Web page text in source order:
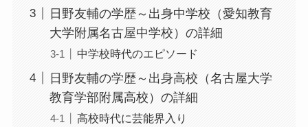
日野友輔の学歴～出身中学校（愛知教育
大学附属名古屋中学校）の詳細
中学校時代のエピソード
日野友輔の学歴～出身高校（名古屋大学
教育学部附属高校）の詳細
高校時代に芸能界入り